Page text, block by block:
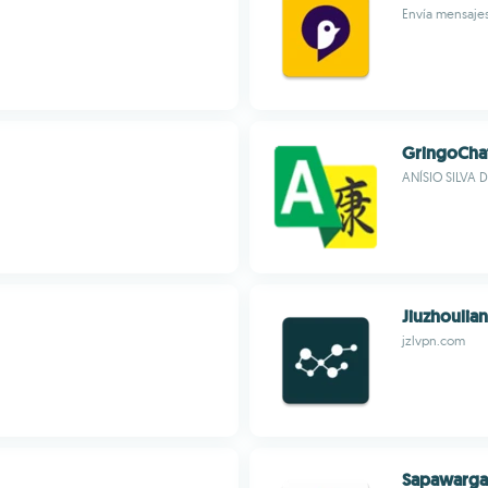
Envía
ANÍSIO SILVA
Jiuzhoulian
jzlvpn.com
Sapawarga